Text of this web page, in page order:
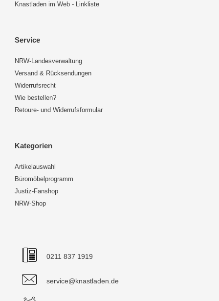
Knastladen im Web - Linkliste
Service
NRW-Landesverwaltung
Versand & Rücksendungen
Widerrufsrecht
Wie bestellen?
Retoure- und Widerrufsformular
Kategorien
Artikelauswahl
Büromöbelprogramm
Justiz-Fanshop
NRW-Shop
0211 837 1919
service@knastladen.de